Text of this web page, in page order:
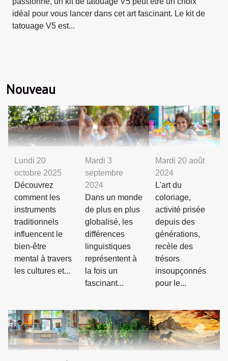
idéal pour vous lancer dans cet art fascinant. Le kit de
tatouage V5 est...
Nouveau
Lundi 20
octobre 2025
Découvrez
comment les
instruments
traditionnels
influencent le
bien-être
mental à travers
les cultures et...
Mardi 3
septembre
2024
Dans un monde
de plus en plus
globalisé, les
différences
linguistiques
représentent à
la fois un
fascinant...
Mardi 20 août
2024
L'art du
coloriage,
activité prisée
depuis des
générations,
recèle des
trésors
insoupçonnés
pour le...